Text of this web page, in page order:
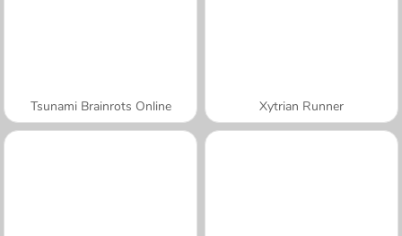
Tsunami Brainrots Online Xytrian Runner